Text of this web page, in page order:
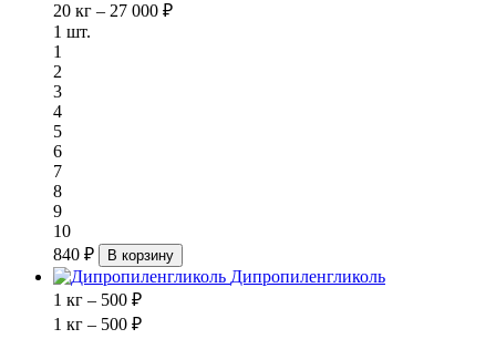
20 кг – 27 000 ₽
1 шт.
1
2
3
4
5
6
7
8
9
10
840 ₽
В корзину
Дипропиленгликоль
1 кг – 500 ₽
1 кг – 500 ₽